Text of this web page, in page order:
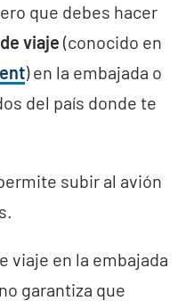
que debes hacer
viaje (conocido en
) en la embajada o
del país donde te
subir al avión
viaje en la embajada
garantiza que